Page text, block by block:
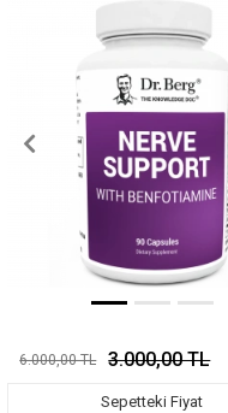
6.000,00 TL 3.000,00 TL
Sepetteki Fiyat